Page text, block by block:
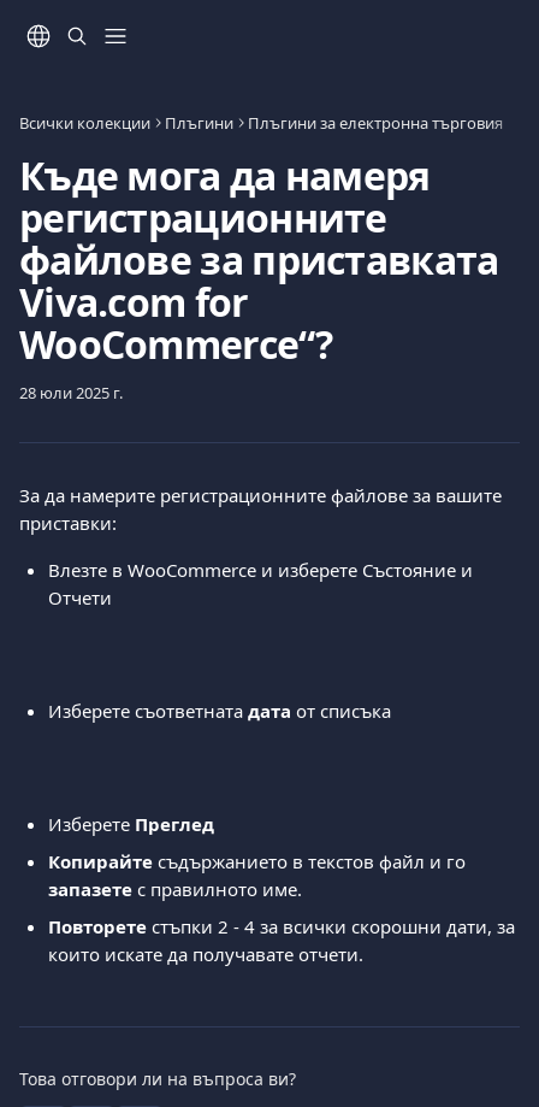
Всички колекции Плъгини Плъгини за електронна търговия
Къде мога да намеря
регистрационните
файлове за приставката
Viva.com for
WooCommerce“?
28 юли 2025 г.
За да намерите регистрационните файлове за вашите
приставки:
Влезте в WooCommerce и изберете Състояние и
Отчети
Изберете съответната дата от списъка
Изберете Преглед
Копирайте съдържанието в текстов файл и го
запазете с правилното име.
Повторете стъпки 2 - 4 за всички скорошни дати, за
които искате да получавате отчети.
Това отговори ли на въпроса ви?